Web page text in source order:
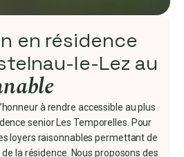
en résidence
le-Lez au
à rendre accessible au plus
senior Les Temporelles. Pour
loyers raisonnables permettant de
la résidence. Nous proposons des